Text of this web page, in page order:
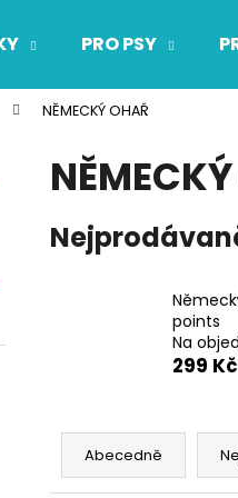
PRO PSY
NĚMECKÝ OHAŘ
points
Na
299 Kč
Ř
z
Abecedně
Co